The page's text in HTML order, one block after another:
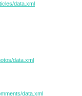
data.xml
data.xml
data.xml